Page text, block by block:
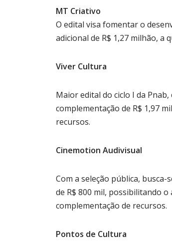
MT Criativo
O edital visa fomentar o
adicional de R$ 1,27 milhão, a
Viver Cultura
Maior edital do ciclo I da
complementação de R$ 1,97
recursos.
Cinemotion Audivisual
Com a seleção pública,
de R$ 800 mil, possibilitando
complementação de recursos.
Pontos de Cultura